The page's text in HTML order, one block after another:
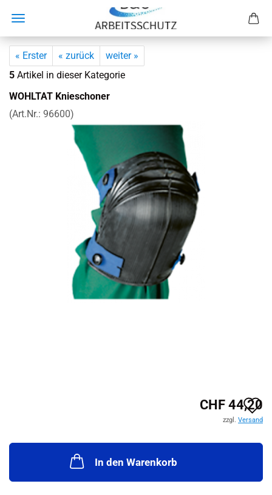
« Erster « zurück
weiter »
5 Artikel in dieser Kategorie
WOHL­TAT Knie­scho­ner
(Art.Nr.: 96600)
CHF 44,20
zzgl. Versand
In den Warenkorb